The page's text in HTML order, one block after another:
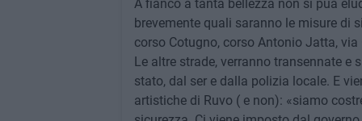
A fianco a tanta bellezza non si puà
brevemente quali saranno le misure di
corso Cotugno, corso Antonio Jatta,
Le altre strade, verranno transennate
stato, dal ser e dalla polizia locale. E
artistiche di Ruvo ( e non): «siamo